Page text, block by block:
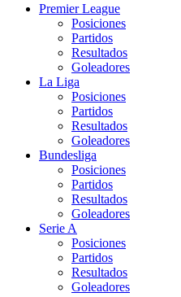
Premier League
Posiciones
Partidos
Resultados
Goleadores
La Liga
Posiciones
Partidos
Resultados
Goleadores
Bundesliga
Posiciones
Partidos
Resultados
Goleadores
Serie A
Posiciones
Partidos
Resultados
Goleadores